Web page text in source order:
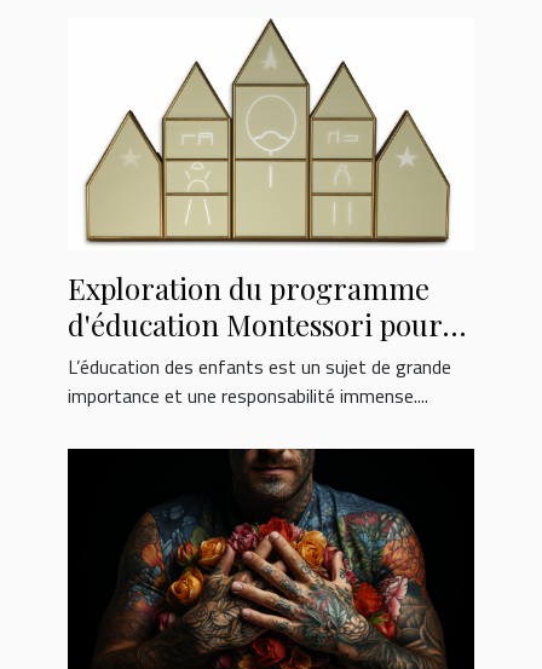
Exploration du programme
d'éducation Montessori pour
les enfants de 2-3 ans à l'école
Montessori Bois Colombes
L’éducation des enfants est un sujet de grande
importance et une responsabilité immense....